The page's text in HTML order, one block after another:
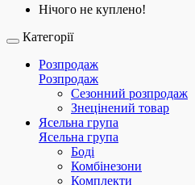
Нічого не куплено!
Категорії
Розпродаж
Розпродаж
Сезонний розпродаж
Знецінений товар
Ясельна група
Ясельна група
Боді
Комбінезони
Комплекти